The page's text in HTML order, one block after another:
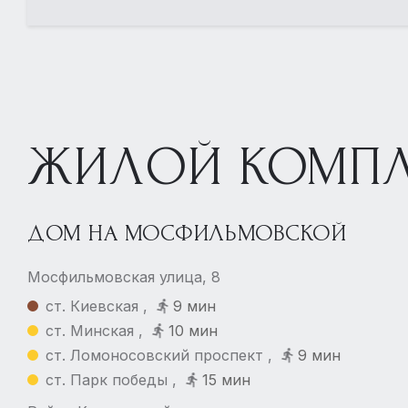
ЖИЛОЙ
ДОМ НА МОСФИЛЬМОВСКОЙ
Мосфильмовская улица, 8
ст. Киевская ,
9 мин
ст. Минская ,
10 мин
ст. Ломоносовский проспект ,
9 мин
ст. Парк победы ,
15 мин